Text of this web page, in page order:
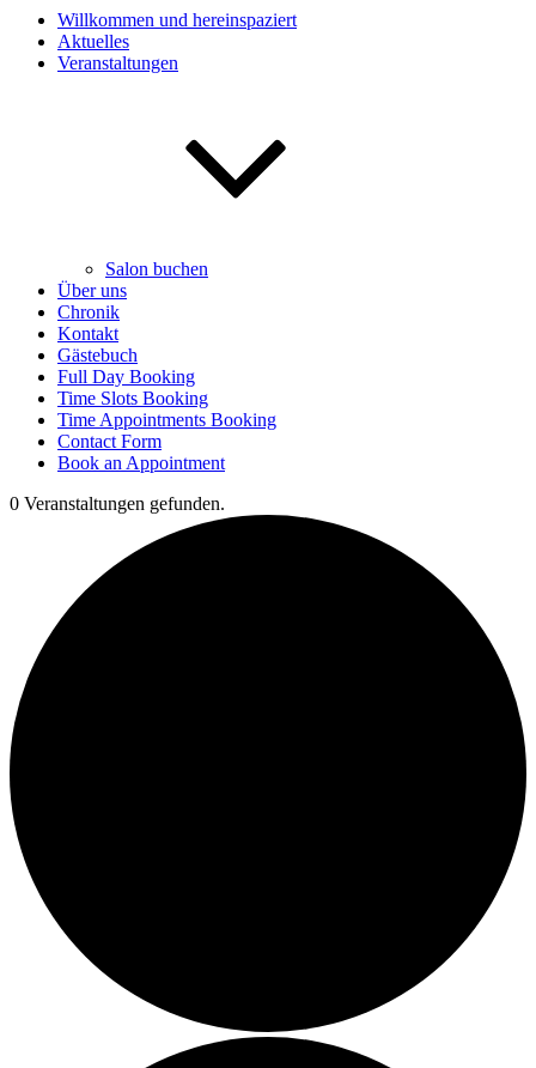
Willkommen und hereinspaziert
Aktuelles
Veranstaltungen
Salon buchen
Über uns
Chronik
Kontakt
Gästebuch
Full Day Booking
Time Slots Booking
Time Appointments Booking
Contact Form
Book an Appointment
0 Veranstaltungen gefunden.